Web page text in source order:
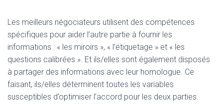
Les meilleurs négociateurs utilisent des compétences
spécifiques pour aider l’autre partie à fournir les
informations : « les miroirs », « l’étiquetage » et « les
questions calibrées ». Et ils/elles sont également disposés
à partager des informations avec leur homologue. Ce
faisant, ils/elles déterminent toutes les variables
susceptibles d’optimiser l’accord pour les deux parties.